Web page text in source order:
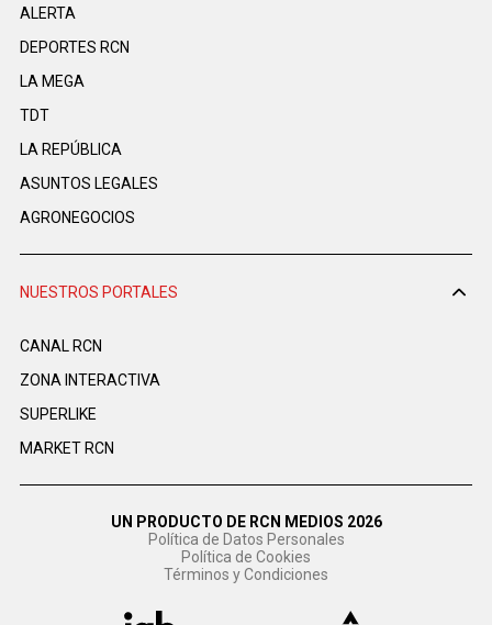
ALERTA
DEPORTES RCN
LA MEGA
TDT
LA REPÚBLICA
ASUNTOS LEGALES
AGRONEGOCIOS
NUESTROS PORTALES
CANAL RCN
ZONA INTERACTIVA
SUPERLIKE
MARKET RCN
UN PRODUCTO DE RCN MEDIOS 2026
Política de Datos Personales
Política de Cookies
Términos y Condiciones